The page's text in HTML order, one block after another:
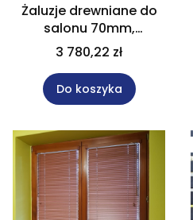
Żaluzje drewniane do
salonu 70mm,
elektryczne 230V w
rozm. 190x250 cm, Na
wymiar.
3 780,22 zł
Do koszyka